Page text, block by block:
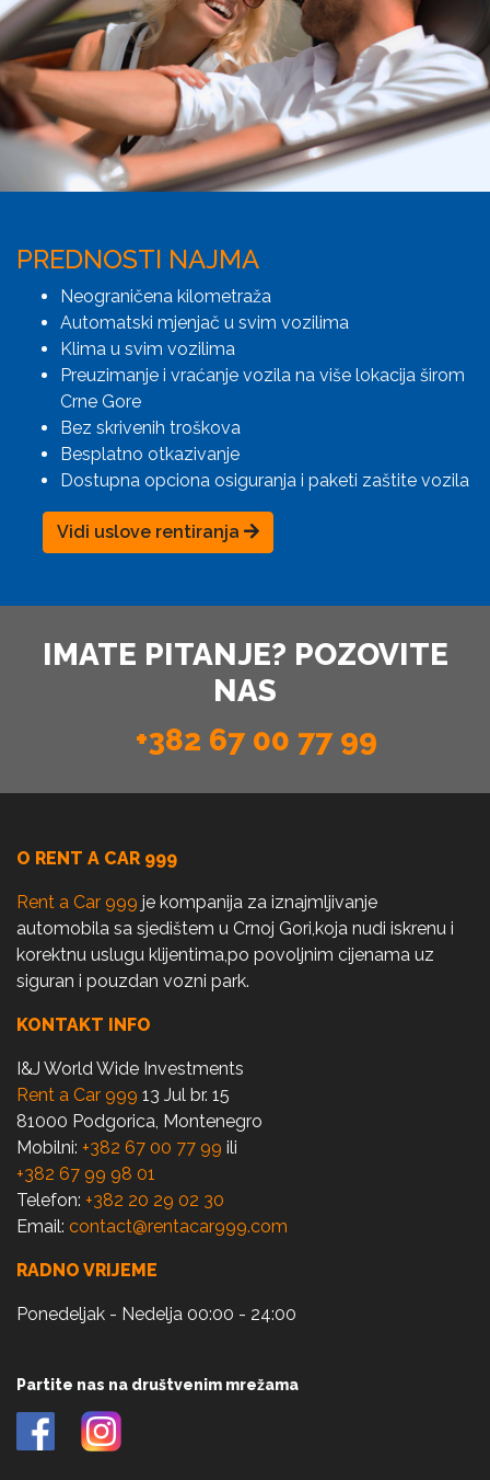
PREDNOSTI NAJMA
Neograničena kilometraža
Automatski mjenjač u svim vozilima
Klima u svim vozilima
Preuzimanje i vraćanje vozila na više lokacija širom
Crne Gore
Bez skrivenih troškova
Besplatno otkazivanje
Dostupna opciona osiguranja i paketi zaštite vozila
Vidi uslove rentiranja
IMATE PITANJE? POZOVITE
NAS
+382 67 00 77 99
O RENT A CAR 999
Rent a Car 999 je kompanija za iznajmljivanje
automobila sa sjedištem u Crnoj Gori,koja nudi iskrenu i
korektnu uslugu klijentima,po povoljnim cijenama uz
siguran i pouzdan vozni park.
KONTAKT INFO
I&J World Wide Investments
Rent a Car 999 13 Jul br. 15
81000 Podgorica, Montenegro
Mobilni: +382 67 00 77 99 ili
+382 67 99 98 01
Telefon: +382 20 29 02 30
Email: contact@rentacar999.com
RADNO VRIJEME
Ponedeljak - Nedelja 00:00 - 24:00
Partite nas na društvenim mrežama